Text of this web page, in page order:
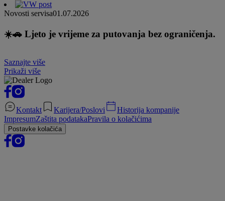
Novosti servisa01.07.2026
☀️🚗 Ljeto je vrijeme za putovanja bez ograničenja.
Saznajte više
Prikaži više
Kontakt Karijera/Poslovi
Historija kompanije
ImpresumZaštita podatakaPravila o kolačićima
Postavke kolačića